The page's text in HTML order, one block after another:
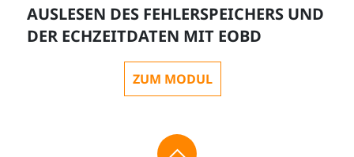
AUSLESEN DES FEHLERSPEICHERS UND
DER ECHZEITDATEN MIT EOBD
ZUM MODUL